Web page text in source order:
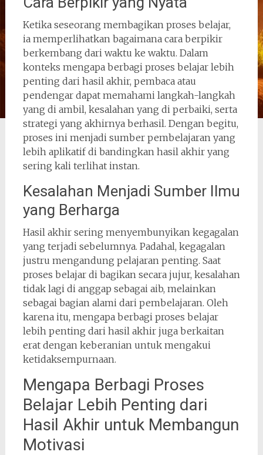
Ketika seseorang membagikan proses belajar,
ia memperlihatkan bagaimana cara berpikir
berkembang dari waktu ke waktu. Dalam
konteks mengapa berbagi proses belajar lebih
penting dari hasil akhir, pembaca atau
pendengar dapat memahami langkah-langkah
yang di ambil, kesalahan yang di perbaiki, serta
strategi yang akhirnya berhasil. Dengan begitu,
proses ini menjadi sumber pembelajaran yang
lebih aplikatif di bandingkan hasil akhir yang
sering kali terlihat instan.
Kesalahan Menjadi Sumber Ilmu
yang Berharga
Hasil akhir sering menyembunyikan kegagalan
yang terjadi sebelumnya. Padahal, kegagalan
justru mengandung pelajaran penting. Saat
proses belajar di bagikan secara jujur, kesalahan
tidak lagi di anggap sebagai aib, melainkan
sebagai bagian alami dari pembelajaran. Oleh
karena itu, mengapa berbagi proses belajar
lebih penting dari hasil akhir juga berkaitan
erat dengan keberanian untuk mengakui
ketidaksempurnaan.
Mengapa Berbagi Proses
Belajar Lebih Penting dari
Hasil Akhir untuk Membangun
Motivasi